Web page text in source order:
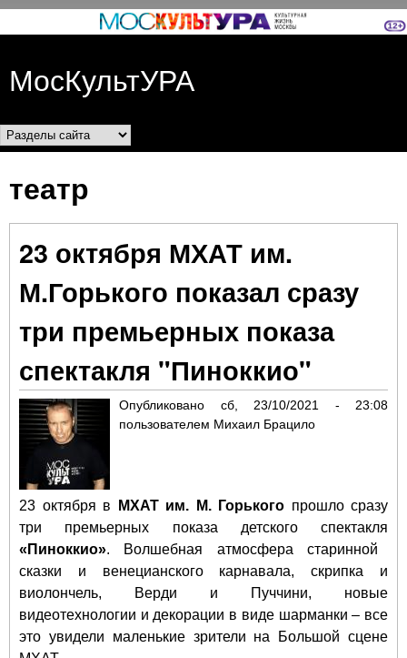
Перейти к основному
МосКультУРА
Разделы сайта
театр
23 октября МХАТ им.
М.Горького показал сразу
три премьерных показа
спектакля "Пиноккио"
Опубликовано сб, 23/10/2021 - 23:08
пользователем Михаил Брацило
23 октября в МХАТ им. М. Горького прошло сразу
три премьерных показа детского спектакля
«Пиноккио». Волшебная атмосфера старинной
сказки и венецианского карнавала, скрипка и
виолончель, Верди и Пуччини, новые
видеотехнологии и декорации в виде шарманки – все
это увидели маленькие зрители на Большой сцене